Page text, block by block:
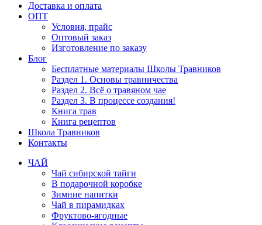
Доставка и оплата
ОПТ
Условия, прайс
Оптовый заказ
Изготовление по заказу
Блог
Бесплатные материалы Школы Травников
Раздел 1. Основы травничества
Раздел 2. Всё о травяном чае
Раздел 3. В процессе создания!
Книга трав
Книга рецептов
Школа Травников
Контакты
ЧАЙ
Чай сибирской тайги
В подарочной коробке
Зимние напитки
Чай в пирамидках
Фруктово-ягодные